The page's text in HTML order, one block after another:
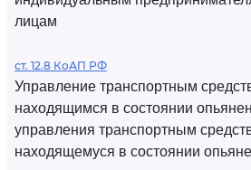
лицам
ст. 12.8 КоАП РФ
Управление транспортным
находящимся в состоянии
управления транспортным
находящемуся в состоянии